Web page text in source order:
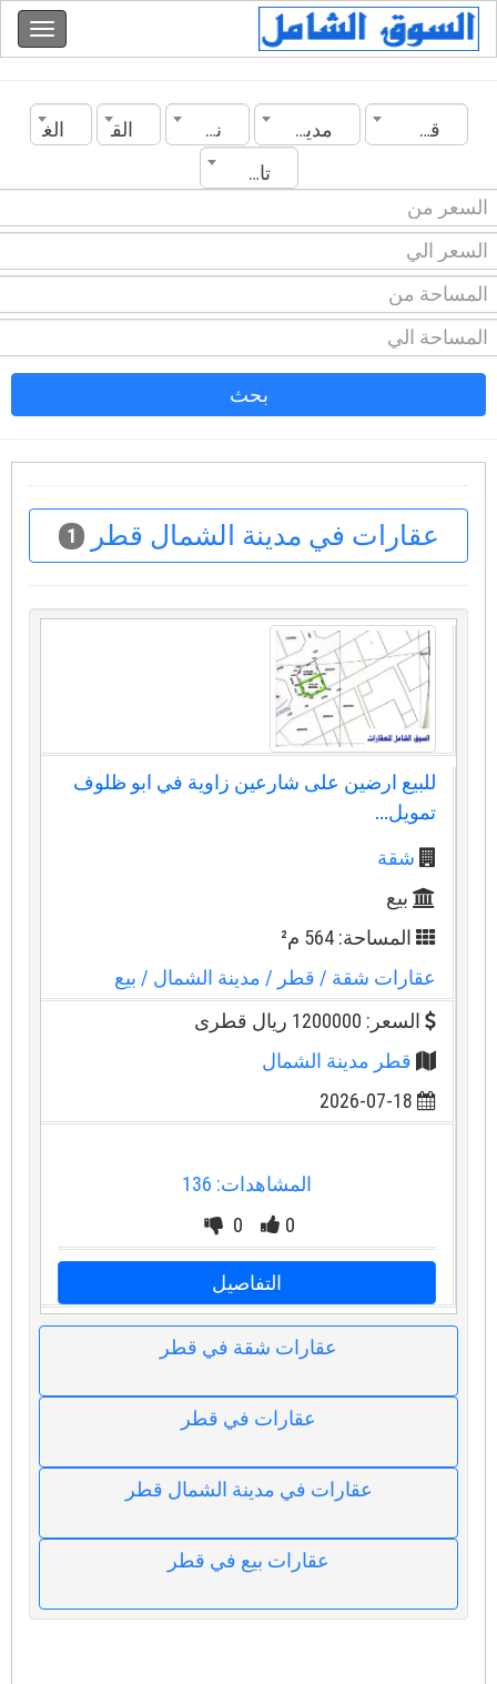
قطر مدينة الشمال نوع العقار القسم
الغرف
تاريخ الانشاء
بحث
عقارات في مدينة الشمال قطر 1
للبيع ارضين على شارعين زاوية في ابو ظلوف
تمويل...
شقة
بيع
المساحة: 564 م²
عقارات شقة / قطر / مدينة الشمال / بيع
السعر: 1200000 ريال قطرى
قطر مدينة الشمال
2026-07-18
المشاهدات: 136
0
0
التفاصيل
عقارات شقة في قطر
عقارات في قطر
عقارات في مدينة الشمال قطر
عقارات بيع في قطر